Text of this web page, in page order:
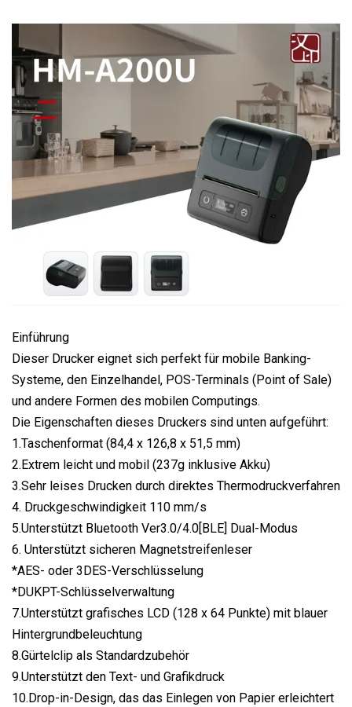
Einführung
Dieser Drucker eignet sich perfekt für mobile Banking-
Systeme, den Einzelhandel, POS-Terminals (Point of Sale)
und andere Formen des mobilen Computings.
Die Eigenschaften dieses Druckers sind unten aufgeführt:
1.Taschenformat (84,4 x 126,8 x 51,5 mm)
2.Extrem leicht und mobil (237g inklusive Akku)
3.Sehr leises Drucken durch direktes Thermodruckverfahren
4. Druckgeschwindigkeit 110 mm/s
5.Unterstützt Bluetooth Ver3.0/4.0[BLE] Dual-Modus
6. Unterstützt sicheren Magnetstreifenleser
*AES- oder 3DES-Verschlüsselung
*DUKPT-Schlüsselverwaltung
7.Unterstützt grafisches LCD (128 x 64 Punkte) mit blauer
Hintergrundbeleuchtung
8.Gürtelclip als Standardzubehör
9.Unterstützt den Text- und Grafikdruck
10.Drop-in-Design, das das Einlegen von Papier erleichtert